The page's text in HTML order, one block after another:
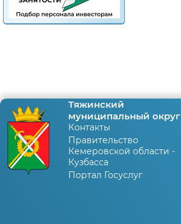
Тяжинский
муниципальный округ
Контакты
Правительство
Кемеровской области -
Кузбасса
Портал Госуслуг